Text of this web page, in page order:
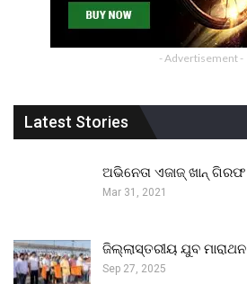
- Advertisement -
Latest Stories
ଅଭିନେତା ଏଜାଜ୍ ଖାନ୍ ଗିରଫ
Mar 31, 2021
ଜିଲ୍ଲାସ୍ତରୀୟ ଯୁବ ମାରାଥନ
Sep 27, 2025